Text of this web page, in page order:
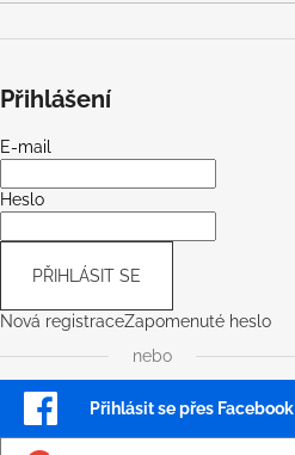
Přihlášení
E-mail
Heslo
PŘIHLÁSIT SE
Nová registraceZapomenuté heslo
nebo
Přihlásit se přes Facebook